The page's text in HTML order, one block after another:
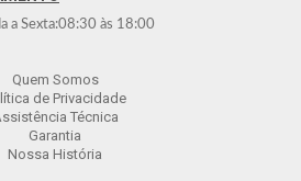
a Sexta:08:30 às 18:00
Quem Somos
de Privacidade
Técnica
Garantia
Nossa História